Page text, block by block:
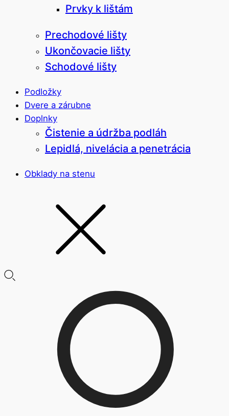
Prvky k lištám
Prechodové lišty
Ukončovacie lišty
Schodové lišty
Podložky
Dvere a zárubne
Doplnky
Čistenie a údržba podláh
Lepidlá, nivelácia a penetrácia
Obklady na stenu